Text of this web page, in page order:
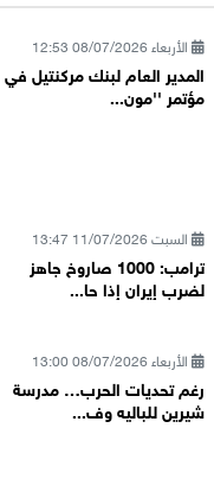
الأربعاء 08/07/2026 12:53
المدير العام لبنك مركنتيل في
مؤتمر ''مون...
السبت 11/07/2026 13:47
ترامب: 1000 صاروخ جاهز
لضرب إيران إذا حا...
الأربعاء 08/07/2026 13:00
رغم تحديات الحرب… مدرسة
شيرين للباليه وف...